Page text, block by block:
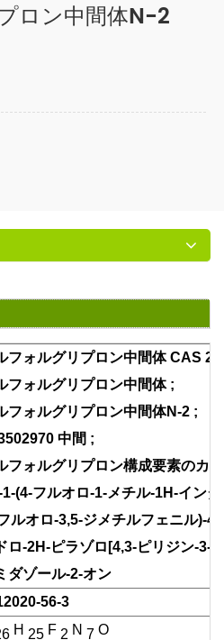
ロン中間体N-2
フォルグリプロン中間体 CAS
フォルグリプロン中間体 ;
フォルグリプロン中間体N-2 ;
中間 ;
フォルグリプロン構成要素のカ
1-(4-フルオロ-1-メチル-1H-イン
ルオロ-3,5-ジメチルフェニル)-
ロ-2H-ピラゾロ[4,3-ピリジン-3-
ダゾール-2-オン
56-3
H 25 F 2 N 7 O